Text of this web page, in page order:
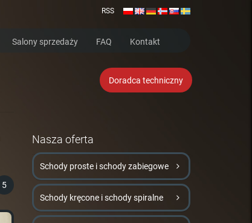
RSS
Salony sprzedaży FAQ Kontakt
Doradca techniczny
5
Nasza oferta
Schody proste i schody zabiegowe
Schody kręcone i schody spiralne